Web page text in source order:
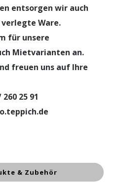
entsorgen wir auch
Ware.
für unsere
Mietvarianten an.
freuen uns auf Ihre
25 91
& Zubehör